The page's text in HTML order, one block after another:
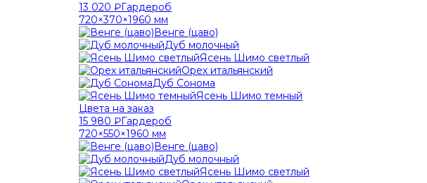
13 020 ₽Гардероб
720×370×1960 мм
Венге (цаво)
Дуб молочный
Ясень Шимо светлый
Орех итальянский
Дуб Сонома
Ясень Шимо темный
Цвета на заказ
15 980 ₽Гардероб
720×550×1960 мм
Венге (цаво)
Дуб молочный
Ясень Шимо светлый